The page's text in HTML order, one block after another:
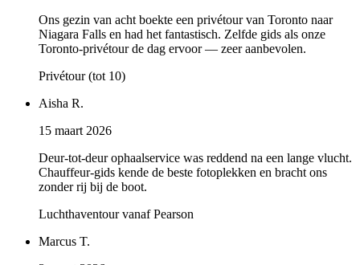
Ons gezin van acht boekte een privétour van Toronto naar
Niagara Falls en had het fantastisch. Zelfde gids als onze
Toronto-privétour de dag ervoor — zeer aanbevolen.
Privétour (tot 10)
Aisha R.
15 maart 2026
Deur-tot-deur ophaalservice was reddend na een lange vlucht.
Chauffeur-gids kende de beste fotoplekken en bracht ons
zonder rij bij de boot.
Luchthaventour vanaf Pearson
Marcus T.